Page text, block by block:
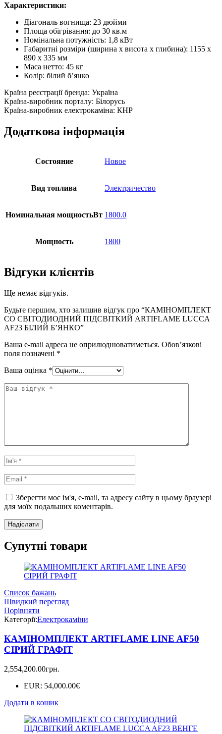
Характеристики:
Діагональ вогнища: 23 дюйми
Площа обігрівання: до 30 кв.м
Номінальна потужність: 1,8 кВт
Габаритні розміри (ширина х висота х глибина): 1155 х
890 х 335 мм
Маса нетто: 45 кг
Колір: білий б’янко
Країна реєстрації бренда: Україна
Країна-виробник порталу: Білорусь
Країна-виробник електрокаміна: КНР
Додаткова інформація
Состояние Новое
Вид топлива Электричество
Номинальная мощностьВт 1800.0
Мощность 1800
Відгуки клієнтів
Ще немає відгуків.
Будьте першим, хто залишив відгук про “КАМІНОМПЛЕКТ
СО СВІТОДИОДНИЙ ПІДСВІТКИЙ ARTIFLAME LUCCA
AF23 БІЛИЙ Б’ЯНКО”
Ваша e-mail адреса не оприлюднюватиметься. Обов’язкові
поля позначені *
Ваша оцінка *
Зберегти моє ім'я, e-mail, та адресу сайту в цьому браузері
для моїх подальших коментарів.
Супутні товари
Список бажань
Швидкий перегляд
Порівняти
Категорії:Електрокаміни
КАМІНОМПЛЕКТ ARTIFLAME LINE AF50
СІРИЙ ГРАФІТ
2,554,200.00грн.
EUR: 54,000.00€
Додати в кошик